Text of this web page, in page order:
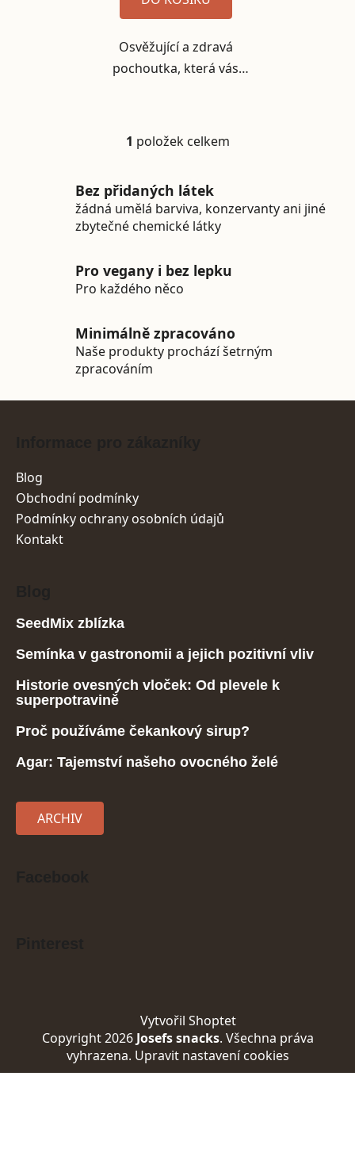
Osvěžující a zdravá
pochoutka, která vás
Naše jahodovo-mátová
tyčinka je přesně to, co
přírodních ingrediencí
a...
Ovládací prvky výpisu
1 položek celkem
Bez přidaných látek
žádná umělá barviva, konzervanty ani jiné
zbytečné chemické látky
Pro vegany i bez lepku
Pro každého něco
Minimálně zpracováno
Naše produkty prochází šetrným
zpracováním
Blog
Obchodní podmínky
Podmínky ochrany osobních údajů
Kontakt
SeedMix zblízka
Semínka v gastronomii a jejich pozitivní vliv
Historie ovesných vloček: Od plevele k
superpotravině
Proč používáme čekankový sirup?
Agar: Tajemství našeho ovocného želé
ARCHIV
Vytvořil Shoptet
Copyright 2026 Josefs snacks. Všechna práva
vyhrazena. Upravit nastavení cookies